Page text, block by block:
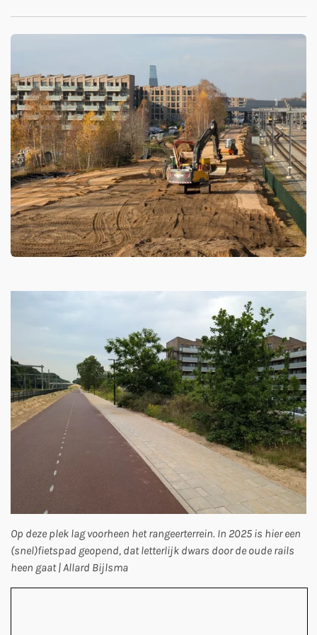
Op deze plek lag voorheen het rangeerterrein. In 2025 is hier een
(snel)fietspad geopend, dat letterlijk dwars door de oude rails
heen gaat | Allard Bijlsma